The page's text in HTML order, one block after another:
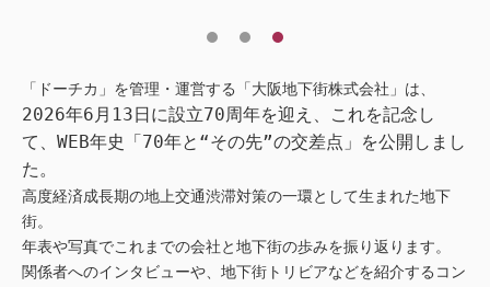
「ドーチカ」を管理・運営する「大阪地下街株式会社」は、
2026年6月13日に設立70周年を迎え、
これを記念し
て、WEB年史「70年と“その先”の交差点」を公開しまし
た。
高度経済成長期の地上交通渋滞対策の一環として生まれた地下
街。
年表や写真でこれまでの会社と地下街の歩みを振り返ります。
関係者へのインタビューや、地下街トリビアなどを紹介するコン